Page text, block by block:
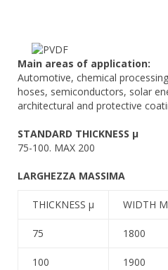
Main areas of application:
Automotive, chemical
hoses, semiconductors, solar
architectural and protective
STANDARD THICKNESS µ
75-100. MAX 200
LARGHEZZA MASSIMA
THICKNESS µ WIDTH
75 1800
100 1900